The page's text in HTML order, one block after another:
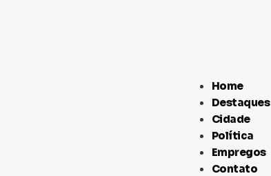
Home
Destaques
Cidade
Política
Empregos
Contato